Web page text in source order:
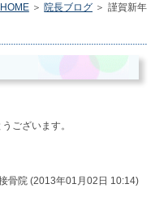
HOME 院長ブログ 謹賀新年
ございます。
骨院 (2013年01月02日 10:14)